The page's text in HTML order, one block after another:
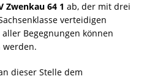
Zwenkau 64 1 ab, der mit drei
verteidigen
Begegnungen können
werden.
dieser Stelle dem